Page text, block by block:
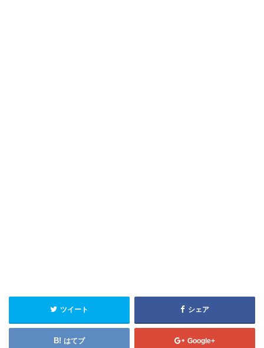
ツイート シェア
はてブ Google+